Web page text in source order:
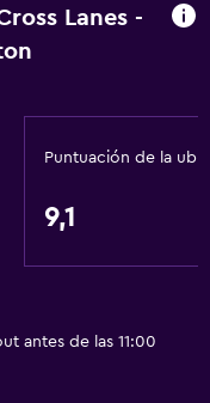
Lanes -
Puntuación de la
9,1
antes de las 11:00